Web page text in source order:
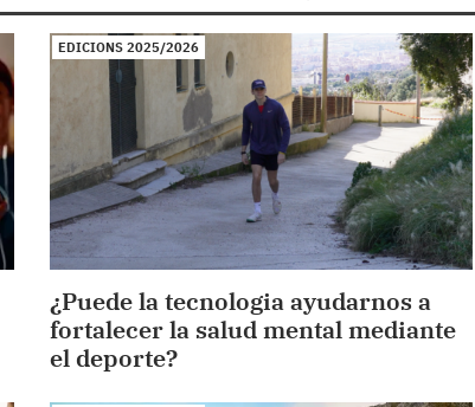
EDICIONS 2025/2026
¿Puede la tecnologia ayudarnos a
fortalecer la salud mental mediante
el deporte?